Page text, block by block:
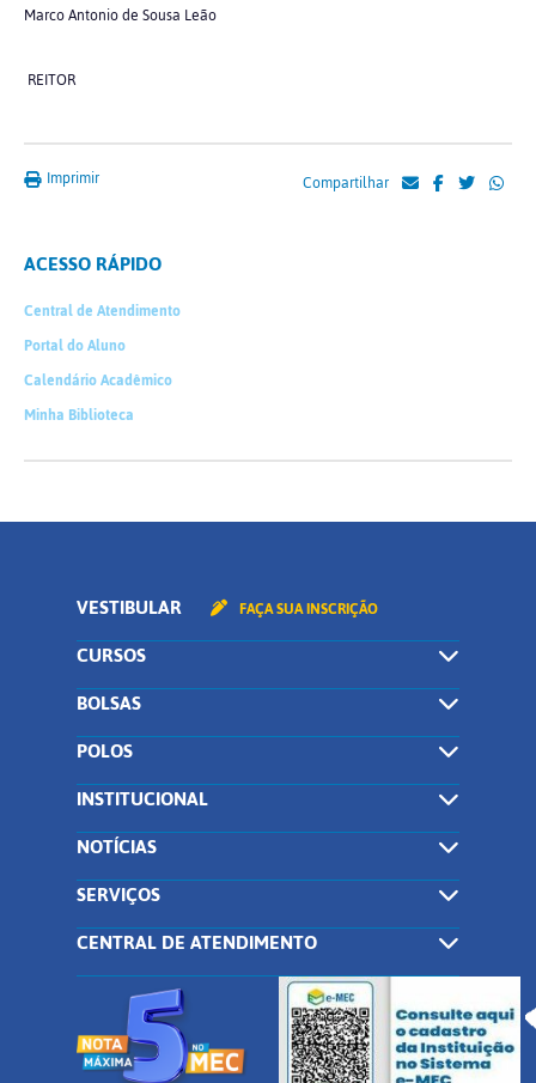
Marco Antonio de Sousa Leão
REITOR
Imprimir Compartilhar
ACESSO RÁPIDO
Central de Atendimento
Portal do Aluno
Calendário Acadêmico
Minha Biblioteca
VESTIBULAR FAÇA SUA INSCRIÇÃO
CURSOS
BOLSAS
POLOS
INSTITUCIONAL
NOTÍCIAS
SERVIÇOS
CENTRAL DE ATENDIMENTO